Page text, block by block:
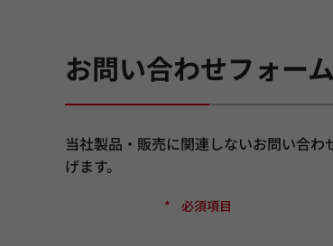
お問い合わせフォーム
当社製品・販売に関連しないお問い合
げます。
* 必須項目